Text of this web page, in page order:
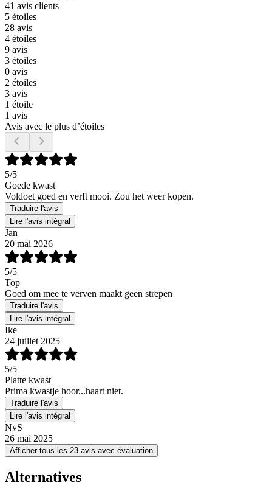
41 avis clients
5 étoiles
28 avis
4 étoiles
9 avis
3 étoiles
0 avis
2 étoiles
3 avis
1 étoile
1 avis
Avis avec le plus d’étoiles
5/5
Goede kwast
Voldoet goed en verft mooi. Zou het weer kopen.
Traduire l'avis
Lire l'avis intégral
Jan
20 mai 2026
5/5
Top
Goed om mee te verven maakt geen strepen
Traduire l'avis
Lire l'avis intégral
Ike
24 juillet 2025
5/5
Platte kwast
Prima kwastje hoor...haart niet.
Traduire l'avis
Lire l'avis intégral
NvS
26 mai 2025
Afficher tous les 23 avis avec évaluation
Alternatives